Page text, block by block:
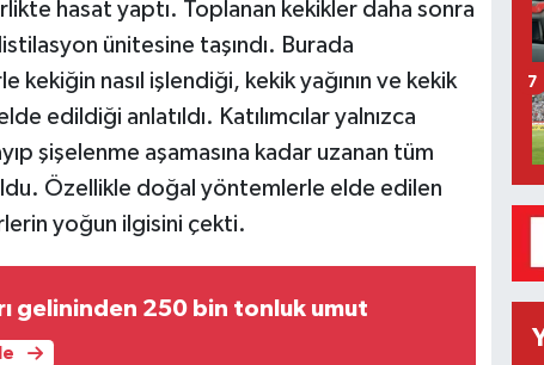
hasat yaptı. Toplanan kekikler daha sonra
ünitesine taşındı. Burada
nasıl işlendiği, kekik yağının ve kekik
edildiği anlatıldı. Katılımcılar yalnızca
şişelenme aşamasına kadar uzanan tüm
Özellikle doğal yöntemlerle elde edilen
yoğun ilgisini çekti.
gelininden 250 bin tonluk umut
7